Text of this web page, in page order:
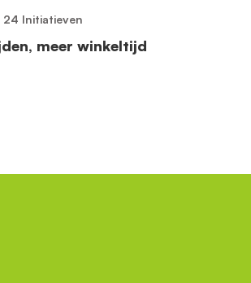
24 Initiatieven
meer winkeltijd